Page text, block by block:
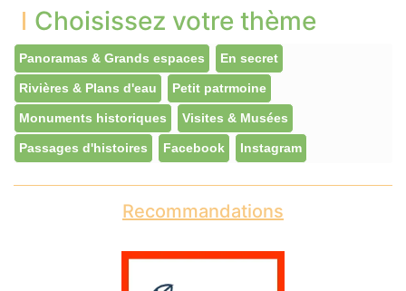
Choisissez votre thème
Panoramas & Grands espaces En secret
Rivières & Plans d'eau Petit patrmoine
Monuments historiques Visites & Musées
Passages d'histoires Facebook Instagram
Recommandations